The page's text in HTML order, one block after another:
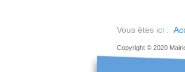
Vous êtes ici :
Copyright © 2020